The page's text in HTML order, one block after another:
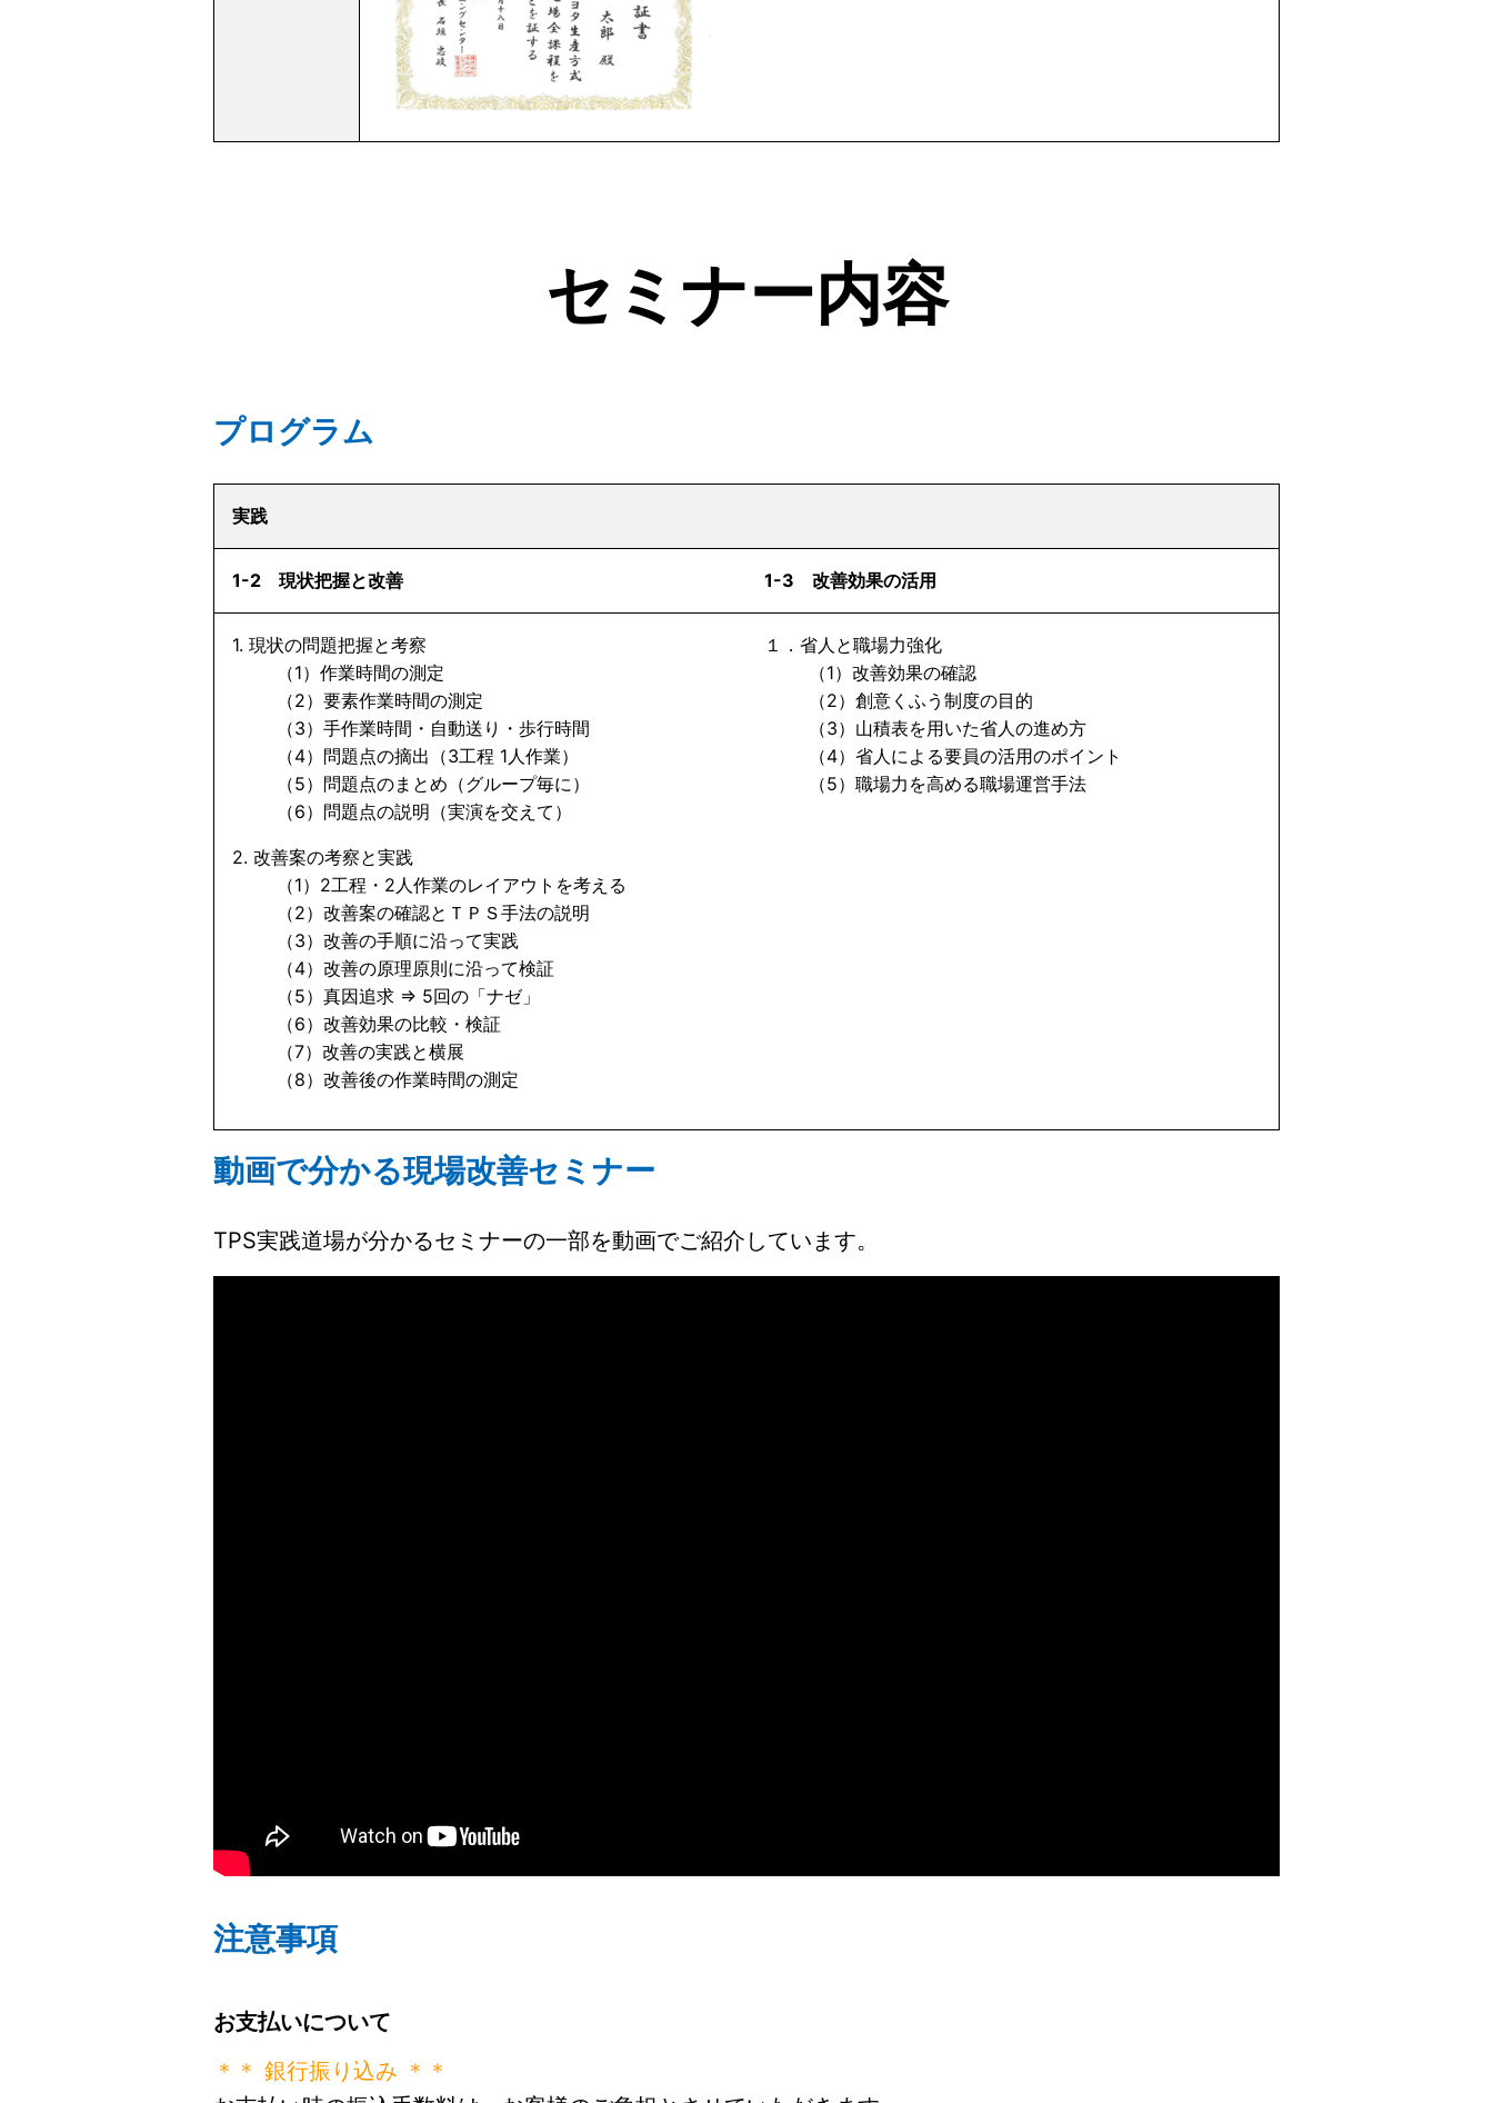
セミナー内容
プログラム
実践
1-2 現状把握と改善 1-3 改善効果の活用
1. 現状の問題把握と考察
（1）作業時間の測定
（2）要素作業時間の測定
（3）手作業時間・自動送り・歩行時間
（4）問題点の摘出（3工程 1人作業）
（5）問題点のまとめ（グループ毎に）
（6）問題点の説明（実演を交えて）
2. 改善案の考察と実践
（1）2工程・2人作業のレイアウトを考える
（2）改善案の確認とＴＰＳ手法の説明
（3）改善の手順に沿って実践
（4）改善の原理原則に沿って検証
（5）真因追求 ⇒ 5回の「ナゼ」
（6）改善効果の比較・検証
（7）改善の実践と横展
（8）改善後の作業時間の測定
１．省人と職場力強化
（1）改善効果の確認
（2）創意くふう制度の目的
（3）山積表を用いた省人の進め方
（4）省人による要員の活用のポイント
（5）職場力を高める職場運営手法
動画で分かる現場改善セミナー
TPS実践道場が分かるセミナーの一部を動画でご紹介しています。
注意事項
お支払いについて
＊＊ 銀行振り込み ＊＊